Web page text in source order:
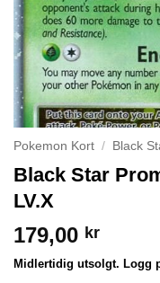
Pokemon Kort / Black
Black Star
LV.X
179,00 kr
Midlertidig utsolgt. Logg